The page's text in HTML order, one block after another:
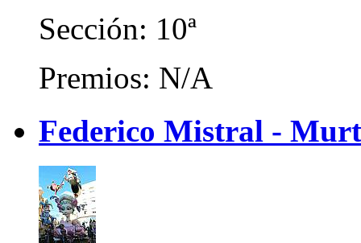
Sección: 10ª
Premios: N/A
Federico Mistral -